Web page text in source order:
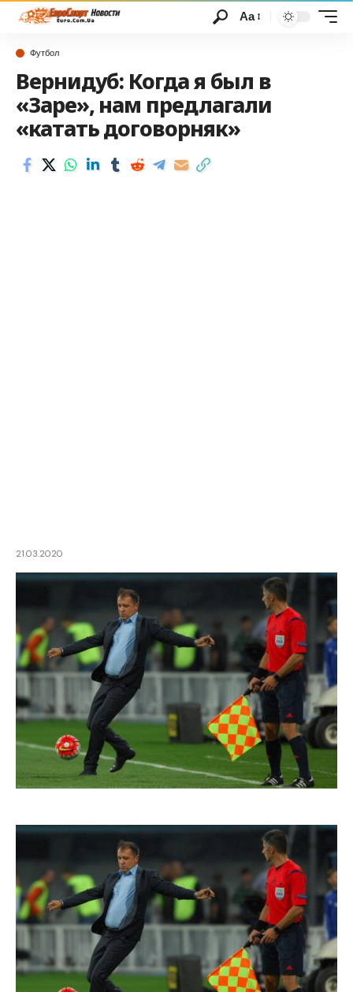
Аа
Футбол
Вернидуб: Когда я был в
«Заре», нам предлагали
«катать договорняк»
21.03.2020